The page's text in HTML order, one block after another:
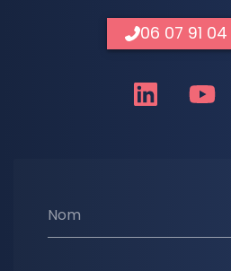
Nom
06 07 91